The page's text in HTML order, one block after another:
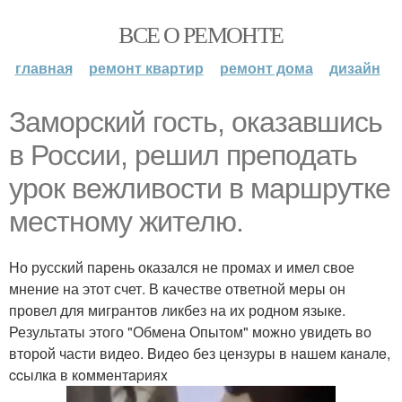
ВСЕ О РЕМОНТЕ
главная ремонт квартир ремонт дома дизайн
Заморский гость, оказавшись
в России, решил преподать
урок вежливости в маршрутке
местному жителю.
Но русский парень оказался не промах и имел свое
мнение на этот счет. В качестве ответной меры он
провел для мигрантов ликбез на их родном языке.
Результаты этого "Обмена Опытом" можно увидеть во
второй части видео. Bидeo без цензуры в нaшeм кaнaлe,
ccылкa в кoммeнтapияx